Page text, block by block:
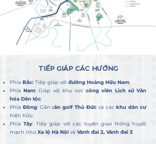
TIẾP GIÁP CÁC HƯỚNG
Phía Bắc: Tiếp giáp với đường Hoàng Hữu Nam.
PhíaNam: Giáp với khu vựccông viên Lịch sử Văn
hóa Dân tộc.
Phía Đông: Gần sân golf Thủ Đứcvà cáckhu dân cư
hiện hữu.
PhíaTây: Tiếp giáp với các tuyến giao thông huyết
mạch như Xa lộ Hà Nội và Vành đai 2, Vành đai 3.